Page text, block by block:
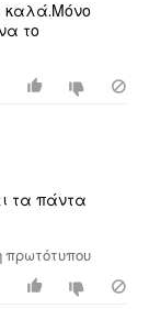
καλά.Μόνο
το
τα πάντα